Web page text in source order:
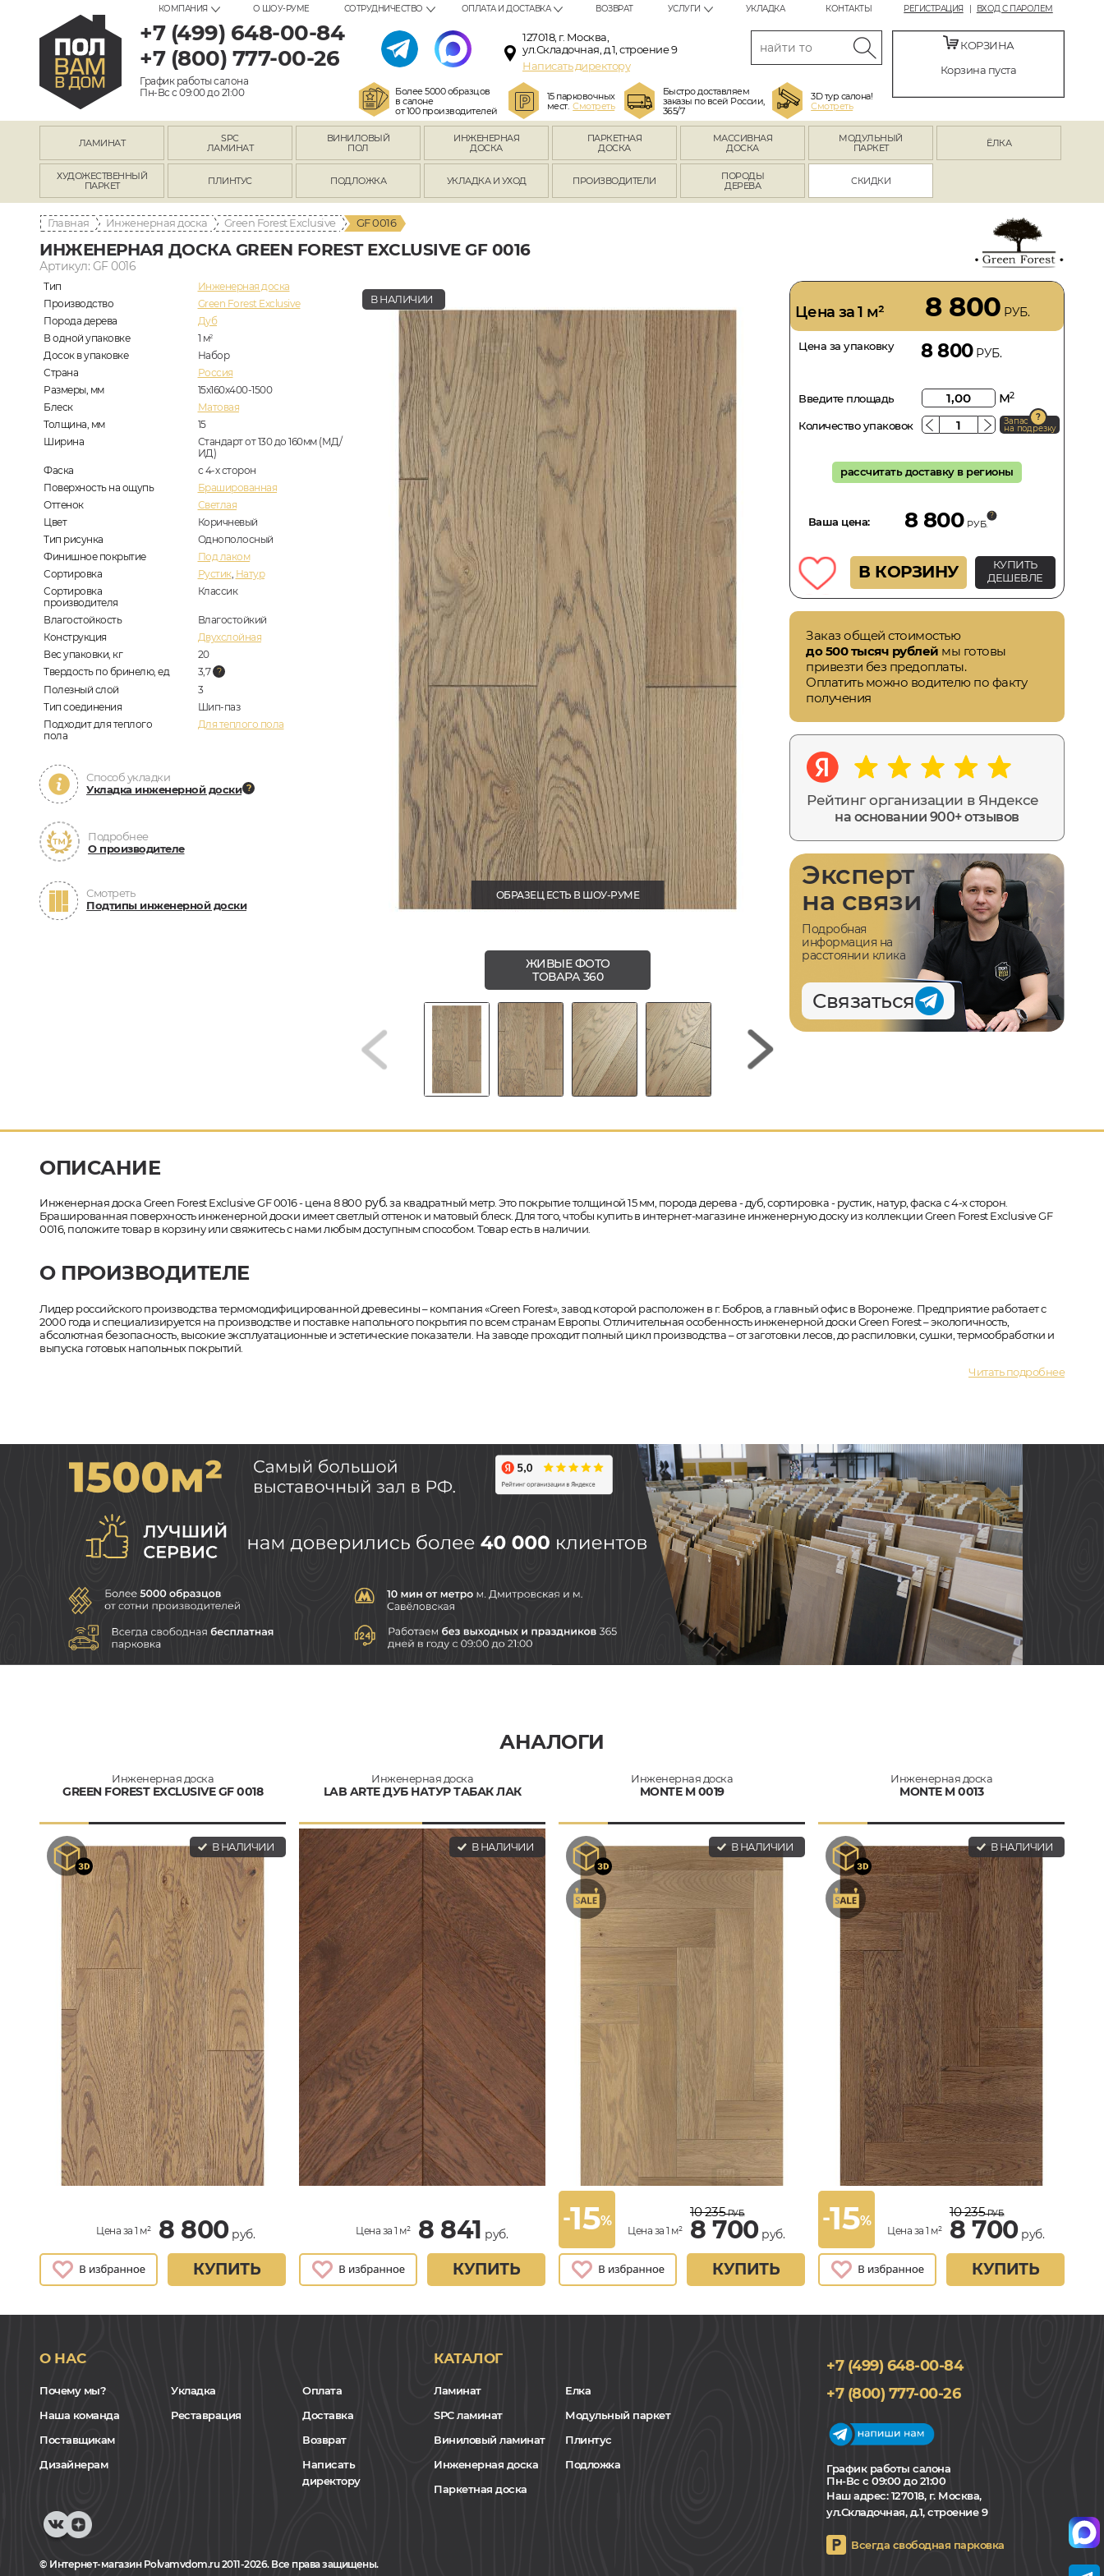
РЕГИСТРАЦИЯ ВХОД С ПАРОЛЕМ
КОМПАНИЯ О ШОУ-РУМЕ СОТРУДНИЧЕСТВО ОПЛАТА И ДОСТАВКА ВОЗВРАТ УСЛУГИ УКЛАДКА КОНТАКТЫ
+7 (499) 648-00-84
+7 (800) 777-00-26
График работы салона
Пн-Вс с 09:00 до 21:00
127018, г. Москва,
ул.Складочная, д.1, строение 9
Написать директору
Более 5000 образцов
в салоне
от 100 производителей
15 парковочных
мест.Смотреть
Быстро доставляем
заказы по всей России,
365/7
3D тур салона!
Смотреть
КОРЗИНА
Корзина пуста
ЛАМИНАТ
SPC
ЛАМИНАТ
ВИНИЛОВЫЙ
ПОЛ
ИНЖЕНЕРНАЯ
ДОСКА
ПАРКЕТНАЯ
ДОСКА
МАССИВНАЯ
ДОСКА
МОДУЛЬНЫЙ
ПАРКЕТ
ЁЛКА
ХУДОЖЕСТВЕННЫЙ
ПАРКЕТ
ПЛИНТУС ПОДЛОЖКА УКЛАДКА И УХОД ПРОИЗВОДИТЕЛИ
ПОРОДЫ
ДЕРЕВА
СКИДКИ
Главная Инженерная доска Green Forest Exclusive GF 0016
ИНЖЕНЕРНАЯ ДОСКА GREEN FOREST EXCLUSIVE GF 0016
Артикул: GF 0016
Тип
Инженерная доска
Производство
Green Forest Exclusive
Порода дерева
Дуб
В одной упаковке
1 м2
Досок в упаковке
Набор
Страна
Россия
Размеры, мм
15х160х400-1500
Блеск
Матовая
Толщина, мм
15
Ширина
Стандарт от 130 до 160мм (МД/
ИД)
Фаска
с 4-х сторон
Поверхность на ощупь
Брашированная
Оттенок
Светлая
Цвет
Коричневый
Тип рисунка
Однополосный
Финишное покрытие
Под лаком
Сортировка
Рустик, Натур
Сортировка
производителя
Классик
Влагостойкость
Влагостойкий
Конструкция
Двухслойная
Вес упаковки, кг
20
Твердость по бринелю, ед
3,7
Полезный слой
3
Тип соединения
Шип-паз
Подходит для теплого
пола
Для теплого пола
Способ укладки
Укладка инженерной доски
Подробнее
О производителе
Смотреть
Подтипы инженерной доски
В НАЛИЧИИ
ОБРАЗЕЦ ЕСТЬ В ШОУ-РУМЕ
ЖИВЫЕ ФОТО
ТОВАРА 360
Цена за 1 м² 8 800 РУБ.
Цена за упаковку 8 800РУБ.
Введите площадь м2
Количество упаковок Запас
на подрезку
рассчитать доставку в регионы
Ваша цена: 8 800 РУБ.
В КОРЗИНУ
КУПИТЬ
ДЕШЕВЛЕ
Заказ общей стоимостью
до 500 тысяч рублей мы готовы
привезти без предоплаты.
Оплатить можно водителю по факту
получения
Рейтинг организации в Яндексе
на основании 900+ отзывов
Эксперт
на связи
Подробная
информация на
расстоянии клика
Связаться
ОПИСАНИЕ
Инженерная доска Green Forest Exclusive GF 0016 - цена 8 800 руб.за квадратный метр. Это покрытие толщиной 15 мм, порода дерева - дуб, сортировка - рустик, натур, фаска с 4-х сторон.
Брашированная поверхность инженерной доски имеет светлый оттенок и матовый блеск. Для того, чтобы купить в интернет-магазине инженерную доску из коллекции Green Forest Exclusive GF
0016, положите товар в корзину или свяжитесь с нами любым доступным способом. Товар есть в наличии.
О ПРОИЗВОДИТЕЛЕ
Лидер российского производства термомодифицированной древесины – компания «Green Forest», завод которой расположен в г. Бобров, а главный офис в Воронеже. Предприятие работает с
2000 года и специализируется на производстве и поставке напольного покрытия по всем странам Европы. Отличительная особенность инженерной доски Green Forest – экологичность,
абсолютная безопасность, высокие эксплуатационные и эстетические показатели. На заводе проходит полный цикл производства – от заготовки лесов, до распиловки, сушки, термообработки и
выпуска готовых напольных покрытий.
Читать подробнее
АНАЛОГИ
Инженерная доска
GREEN FOREST EXCLUSIVE GF 0018
В НАЛИЧИИ
Цена за 1 м² 8 800руб.
КУПИТЬ
Инженерная доска
LAB ARTE ДУБ НАТУР ТАБАК ЛАК
В НАЛИЧИИ
Цена за 1 м² 8 841 руб.
КУПИТЬ
Инженерная доска
MONTE M 0019
В НАЛИЧИИ
-15%
Цена за 1 м²
10 235РУБ.
8 700руб.
КУПИТЬ
Инженерная доска
MONTE M 0013
В НАЛИЧИИ
-15%
Цена за 1 м²
10 235РУБ.
8 700руб.
КУПИТЬ
О НАС
Почему мы?
Наша команда
Поставщикам
Дизайнерам
Укладка
Реставрация
Оплата
Доставка
Возврат
Написать
директору
КАТАЛОГ
Ламинат
SPC ламинат
Виниловый ламинат
Инженерная доска
Паркетная доска
Елка
Модульный паркет
Плинтус
Подложка
+7 (499) 648-00-84
+7 (800) 777-00-26
График работы салона
Пн-Вс с 09:00 до 21:00
Наш адрес:127018, г. Москва,
ул.Складочная, д.1, строение 9
Всегда свободная парковка
© Интернет-магазин Polvamvdom.ru 2011-2026. Все права защищены.